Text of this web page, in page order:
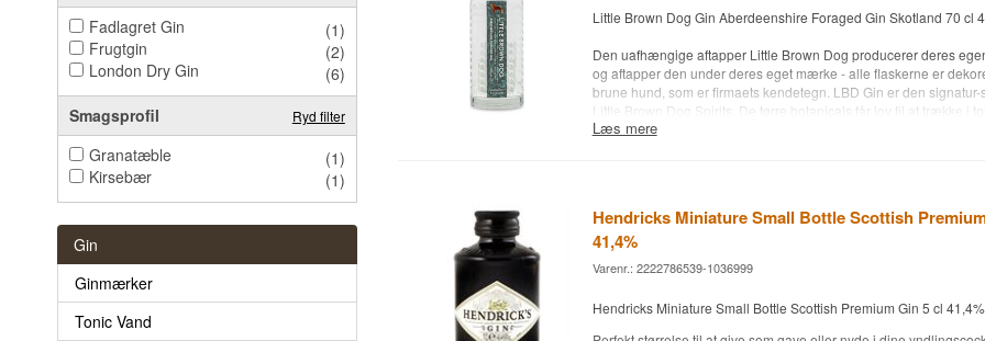
Fadlagret Gin
(1)
Frugtgin
(2)
London Dry Gin
(6)
Smagsprofil
Ryd filter
Granatæble
(1)
Kirsebær
(1)
Gin
Ginmærker
Tonic Vand
Little Brown Dog Gin Aberdeenshire Foraged Gin Skotland 70 cl
Den uafhængige aftapper Little Brown Dog producerer deres
og aftapper den under deres eget mærke - alle flaskerne er
brune hund, som er firmaets kendetegn. LBD Gin er den signatur-
Little Brown Dog Spirits. De tørre botanicals får lov til at trække i
over natten, før de friske botanicals tilføjes den følgende dag.
og dyrkede botanicals samt nogle importerede botanicals. Disse
koriander, skovsyre, rabarber, birkesaft og pastinak. Resultatet er
petrichor.
Destilleri: Little Brown Dog
Land: Skotland
Læs mere
Hendricks Miniature Small Bottle Scottish
41,4%
Varenr.: 2222786539-1036999
Hendricks Miniature Small Bottle Scottish Premium Gin 5 cl 41,4%